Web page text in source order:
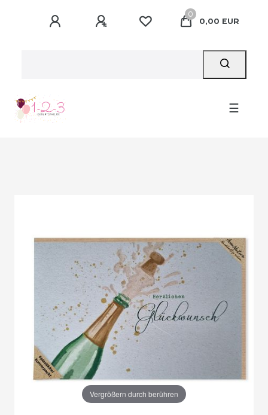
0
0,00 EUR
☰
Vergrößern durch berühren